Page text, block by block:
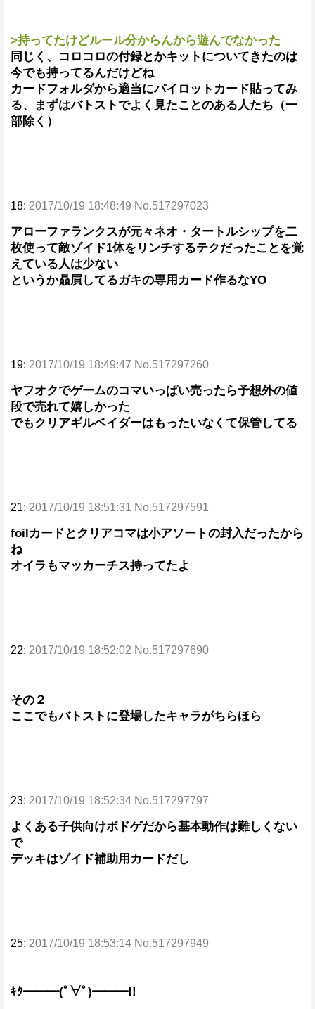
>持ってたけどルール分からんから遊んでなかった
同じく、コロコロの付録とかキットについてきたのは
今でも持ってるんだけどね
カードフォルダから適当にパイロットカード貼ってみ
る、まずはバトストでよく見たことのある人たち（一
部除く）
18: 2017/10/19 18:48:49 No.517297023
アローファランクスが元々ネオ・タートルシップを二
枚使って敵ゾイド1体をリンチするテクだったことを覚
えている人は少ない
というか贔屓してるガキの専用カード作るなYO
19: 2017/10/19 18:49:47 No.517297260
ヤフオクでゲームのコマいっぱい売ったら予想外の値
段で売れて嬉しかった
でもクリアギルベイダーはもったいなくて保管してる
21: 2017/10/19 18:51:31 No.517297591
foilカードとクリアコマは小アソートの封入だったから
ね
オイラもマッカーチス持ってたよ
22: 2017/10/19 18:52:02 No.517297690
その２
ここでもバトストに登場したキャラがちらほら
23: 2017/10/19 18:52:34 No.517297797
よくある子供向けボドゲだから基本動作は難しくない
で
デッキはゾイド補助用カードだし
25: 2017/10/19 18:53:14 No.517297949
ｷﾀ━━━(ﾟ∀ﾟ)━━━!!